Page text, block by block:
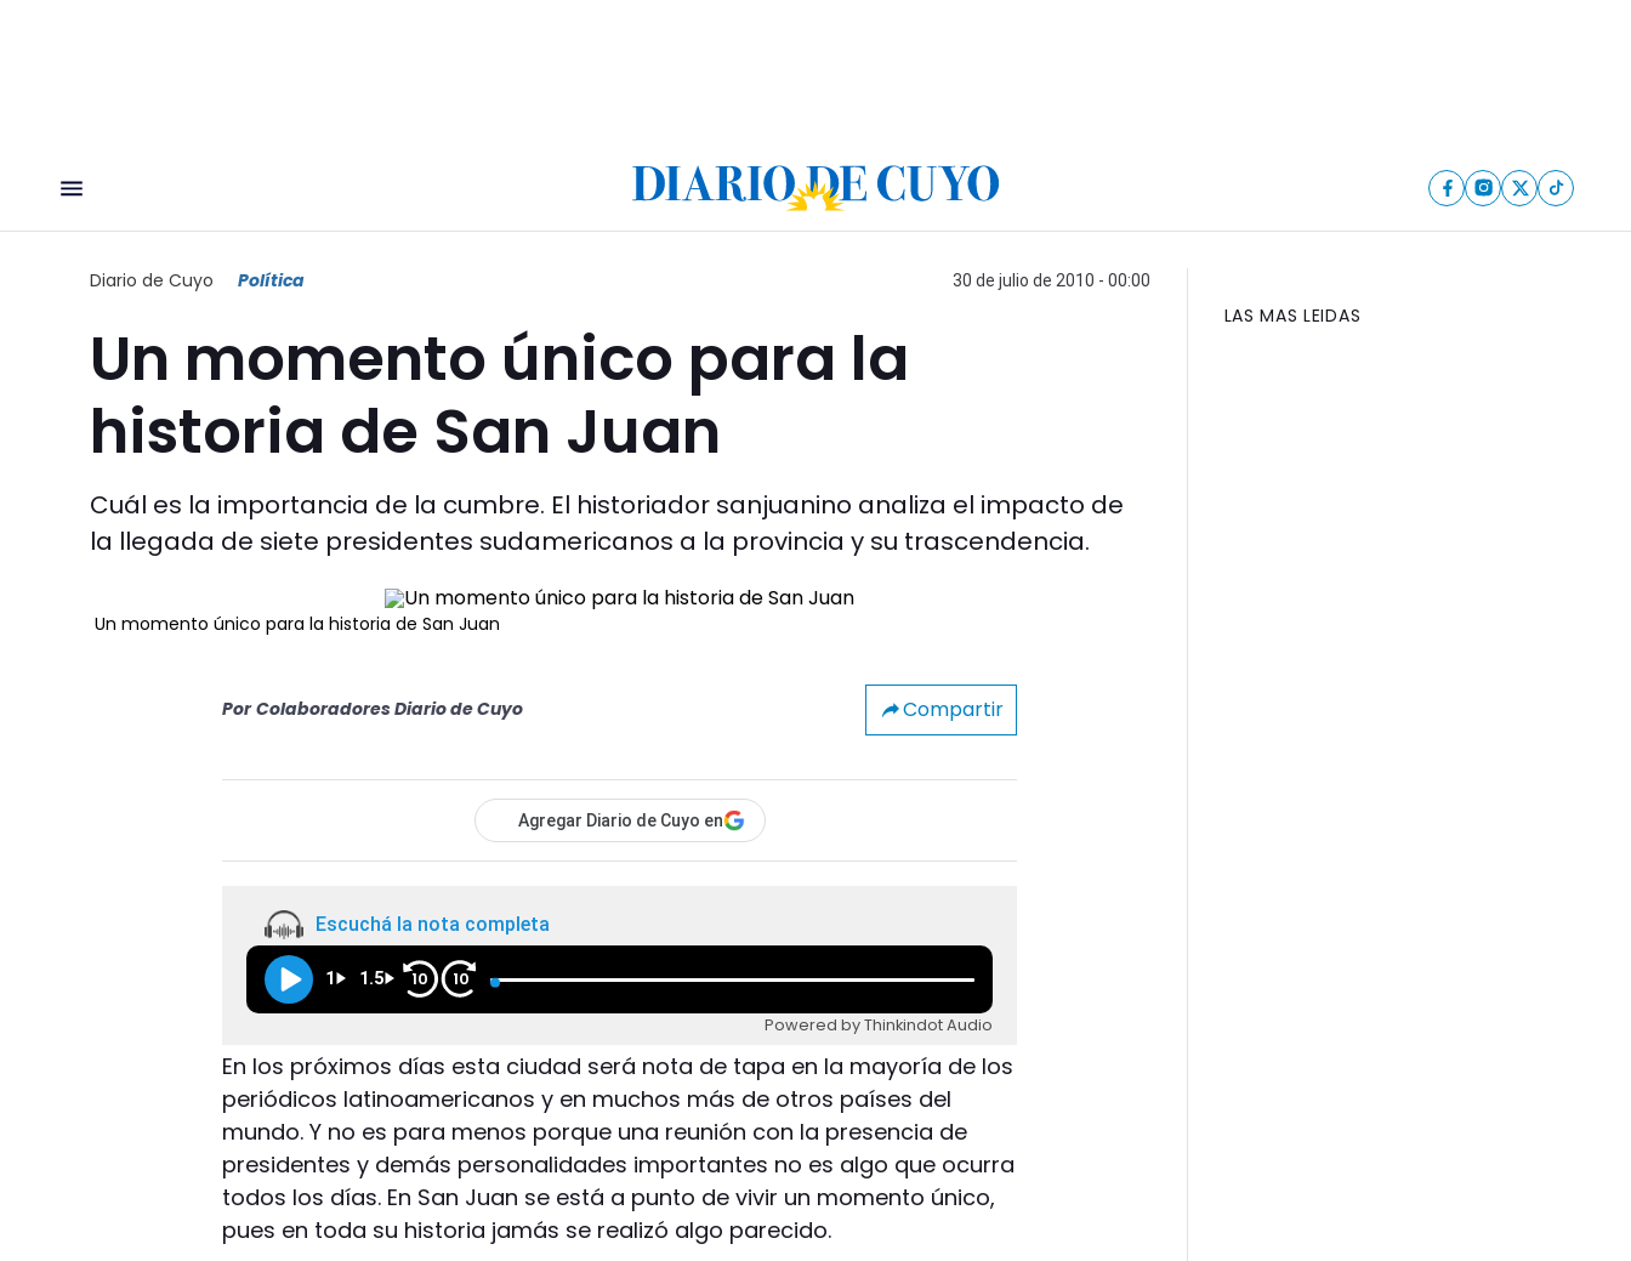
Diario de Cuyo Política 30 de julio de 2010 - 00:00
Un momento único para la
historia de San Juan
Cuál es la importancia de la cumbre. El historiador sanjuanino analiza el impacto de
la llegada de siete presidentes sudamericanos a la provincia y su trascendencia.
Un momento único para la historia de San Juan
Por Colaboradores Diario de Cuyo Compartir
Agregar Diario de Cuyo en
Escuchá la nota completa
1 1.5 10 10
Powered by Thinkindot Audio
En los próximos días esta ciudad será nota de tapa en la mayoría de los
periódicos latinoamericanos y en muchos más de otros países del
mundo. Y no es para menos porque una reunión con la presencia de
presidentes y demás personalidades importantes no es algo que ocurra
todos los días. En San Juan se está a punto de vivir un momento único,
pues en toda su historia jamás se realizó algo parecido.
LAS MAS LEIDAS